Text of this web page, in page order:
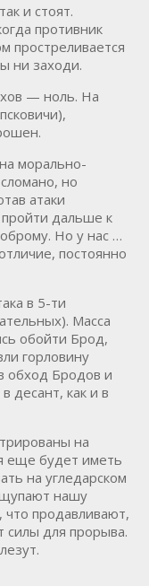
и стоят.
противник
простреливается
ни заходи.
— ноль. На
морально-
но
атаки
пройти дальше к
Но у нас …
постоянно
в 5-ти
Масса
обойти Брод,
горловину
обход Бродов и
десант, как и в
на
еще будет иметь
на угледарском
щупают нашу
что продавливают,
силы для прорыва.